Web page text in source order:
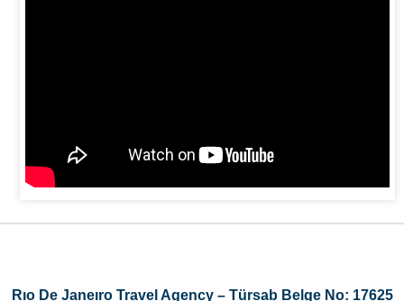
Rıo De Janeıro Travel Agency – Türsab Belge No: 17625